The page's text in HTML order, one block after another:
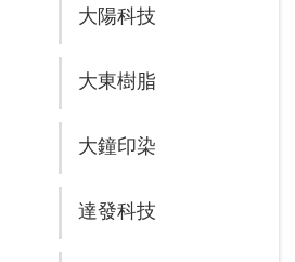
大陽科技
大東樹脂
大鐘印染
達發科技